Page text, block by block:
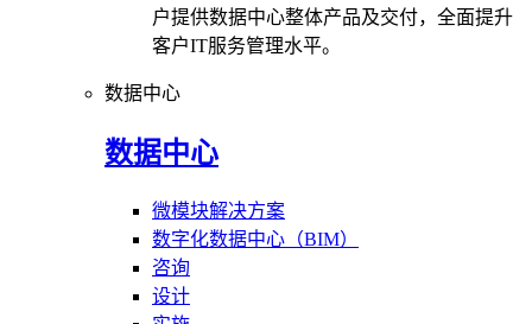
户提供数据中心整体产品及交付，全面提升
客户IT服务管理水平。
数据中心
数据中心
微模块解决方案
数字化数据中心（BIM）
咨询
设计